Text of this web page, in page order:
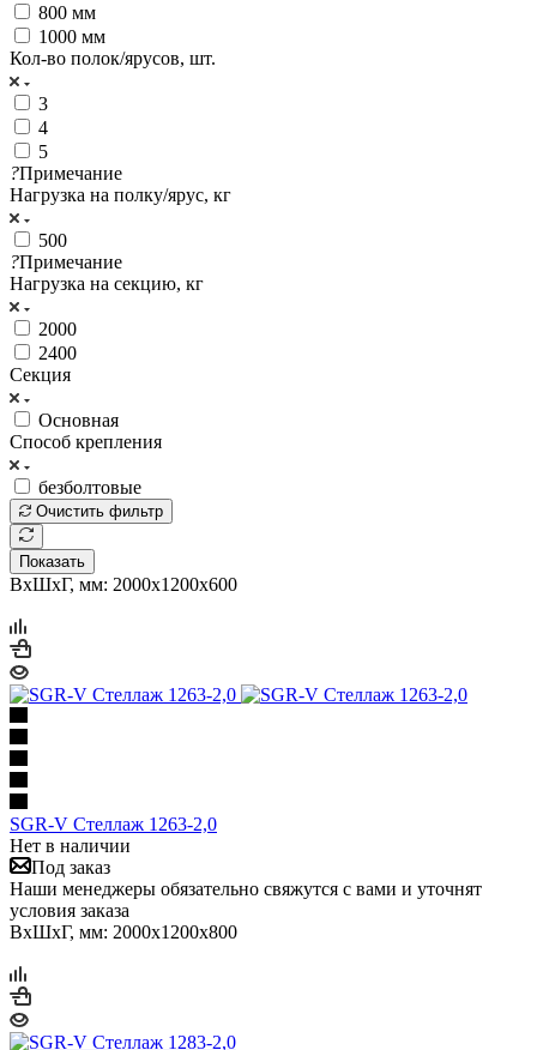
800 мм
1000 мм
Кол-во полок/ярусов, шт.
3
4
5
?Примечание
Нагрузка на полку/ярус, кг
500
?Примечание
Нагрузка на секцию, кг
2000
2400
Секция
Основная
Cпособ крепления
безболтовые
Очистить фильтр
Показать
ВхШхГ, мм: 2000x1200x600
SGR-V Стеллаж 1263-2,0
Нет в наличии
Под заказ
Наши менеджеры обязательно свяжутся с вами и уточнят
условия заказа
ВхШхГ, мм: 2000x1200x800